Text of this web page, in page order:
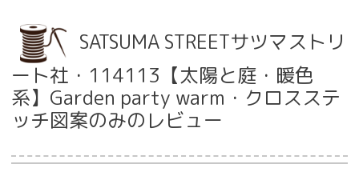
当店について
よくあるご質問
ご利用ガイド
SATSUMA STREETサツマストリ
ート社・114113【太陽と庭・暖色
系】Garden party warm・クロスステ
ッチ図案のみのレビュー